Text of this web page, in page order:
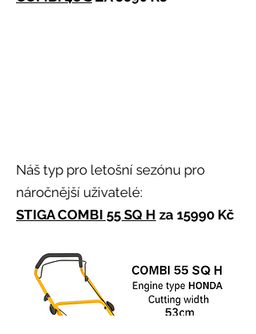
Náš typ pro letošní sezónu pro
náročnější uživatelé:
STIGA COMBI 55 SQ H za 15990 Kč